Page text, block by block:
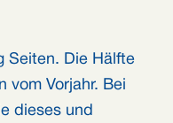
Seiten. Die Hälfte
vom Vorjahr. Bei
dieses und